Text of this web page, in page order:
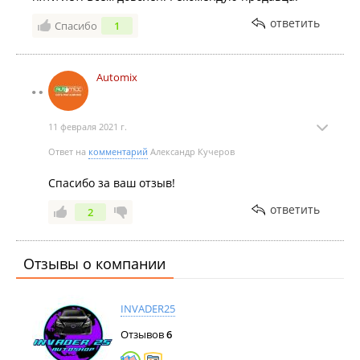
Спасибо 1 ответить
Automix
11 февраля 2021 г.
Ответ на комментарий Александр Кучеров
Спасибо за ваш отзыв!
2 ответить
Отзывы о компании
INVADER25
Отзывов6